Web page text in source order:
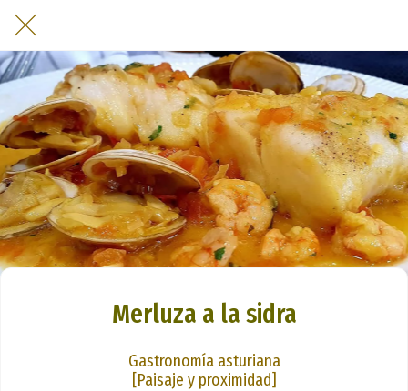
Merluza a la sidra
Gastronomía asturiana
[Paisaje y proximidad]